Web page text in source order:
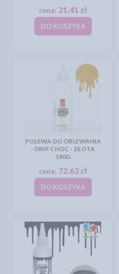
cena: 21,41 zł
DO KOSZYKA
POLEWA DO OBLEWANIA
- DRIP CHOC - ZŁOTA
180G
cena: 72,63 zł
DO KOSZYKA